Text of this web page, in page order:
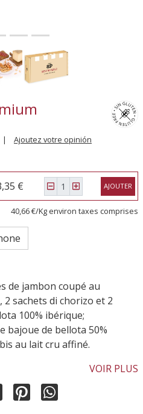
| Ajoutez votre opinión
€ AJOUTER
40,66 €/Kg environ taxes comprises
de jambon coupé au
2 sachets di chorizo et 2
100% ibérique;
bajoue de bellota 50%
au lait cru affiné.
VOIR PLUS